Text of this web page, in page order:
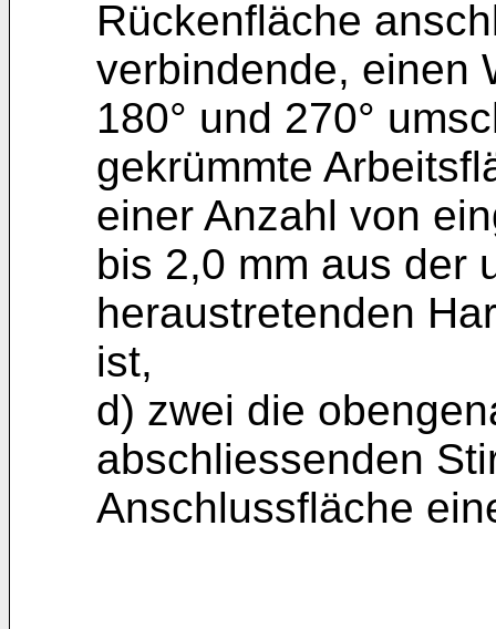
Rückenfläche
verbindende, einen
180° und 270°
gekrümmte
einer Anzahl von
bis 2,0 mm aus der
heraustretenden
ist,
d) zwei die
abschliessenden
Anschlussfläche